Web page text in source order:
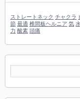
ストレートネック チャクラ
節 最適 椎間板ヘルニア 気 水
力 酸素 頭痛